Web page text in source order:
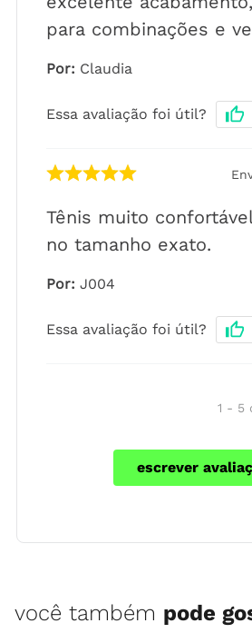
para combinações e
Por: Claudia
Essa avaliação foi útil?
Tênis muito
no tamanho exato.
Por: J004
Essa avaliação foi útil?
1 - 5
escrever
você também pode